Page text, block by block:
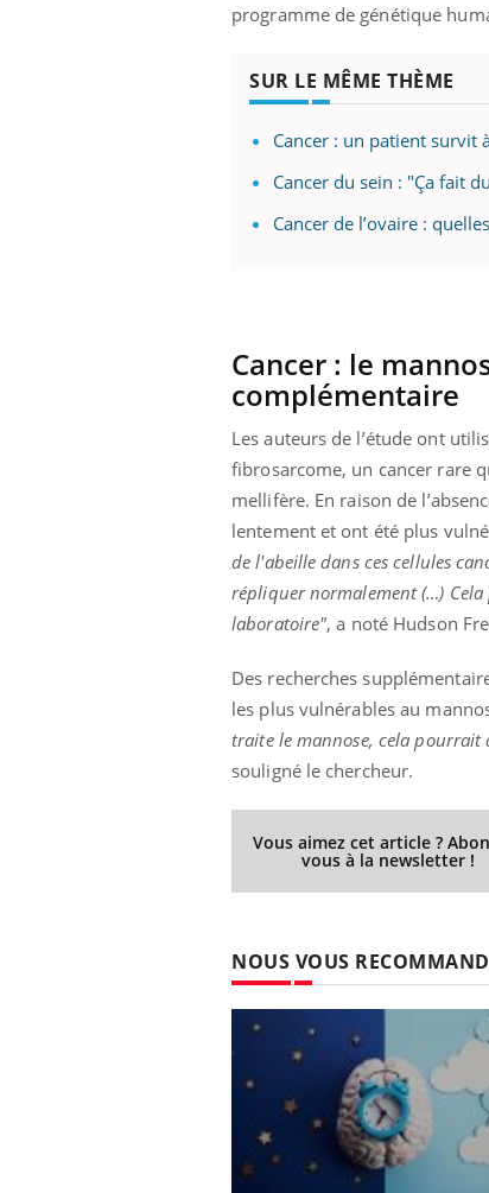
programme de génétique
SUR LE MÊME THÈME
Cancer : un patient survit
Cancer du sein : "Ça fait
Cancer de l’ovaire :
Cancer : le
complémentaire
Les auteurs de l’étude ont
fibrosarcome, un cancer rare
mellifère. En raison de
lentement et ont été plus
de l'abeille dans ces cellules
répliquer normalement (…) Cela
laboratoire", a noté Hudson
Des recherches
les plus vulnérables au
traite le mannose, cela
souligné le chercheur.
Vous aimez cet article ?
vous à la newsletter !
NOUS VOUS
COUP DE FOOD sur le diabète
Coup de food sur le diabète, c'est votre
nouveau rendez-vous culinaire qui
épisode, une ...